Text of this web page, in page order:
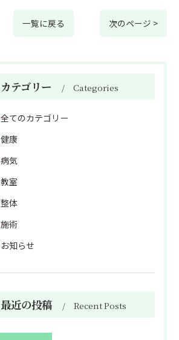
一覧に戻る 次のページ >
カテゴリー Categories
全てのカテゴリー
健康
病気
教室
整体
施術
お知らせ
最近の投稿 Recent Posts